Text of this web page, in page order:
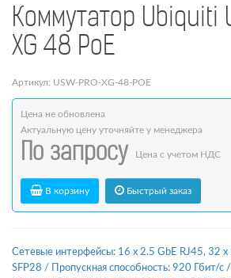
Коммутатор Ubiquiti
XG 48 PoE
Артикул: USW-PRO-XG-48-POE
Цена не обновлена
Актуальную цену уточняйте у менеджера
По запросу Цена с учетом НДС
В корзину Быстрый заказ
Сетевые интерфейсы: 16 x 2.5 GbE RJ45, 32 x
SFP28 / Пропускная способность: 920 Гбит/с /